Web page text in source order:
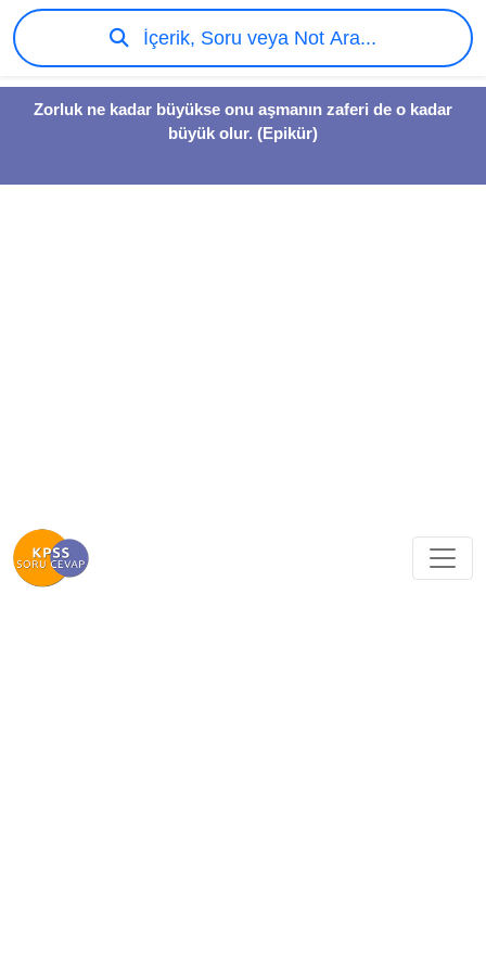
Zorluk ne kadar büyükse onu aşmanın zaferi de o kadar
büyük olur. (Epikür)
İçerik, Soru veya Not Ara...